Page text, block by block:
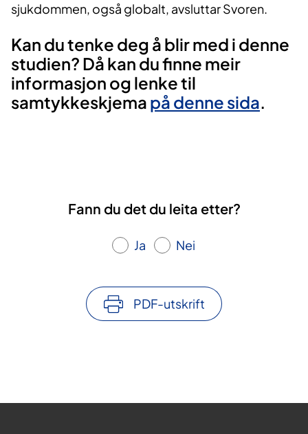
sjukdommen, også globalt, avsluttar Svoren.
Kan du tenke deg å blir med i denne
studien? Då kan du finne meir
informasjon og lenke til
samtykkeskjema på denne sida.
Fann du det du leita etter?
Ja Nei
PDF-utskrift